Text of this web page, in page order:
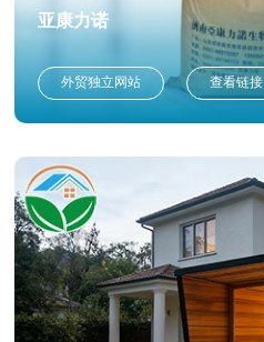
亚康力诺
外贸独立网站 查看链接